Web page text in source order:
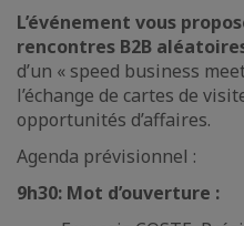
L’événement vous
rencontres B2B
d’un « speed business
l’échange de cartes de
opportunités d’affaires.
Agenda prévisionnel :
9h30: Mot d’ouverture :